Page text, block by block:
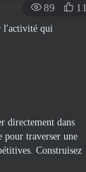
89 11
l'activité qui
directement dans
pour traverser une
Construisez